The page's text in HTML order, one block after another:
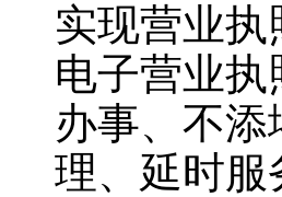
实现营业执
电子营业
办事、不
理、延时服